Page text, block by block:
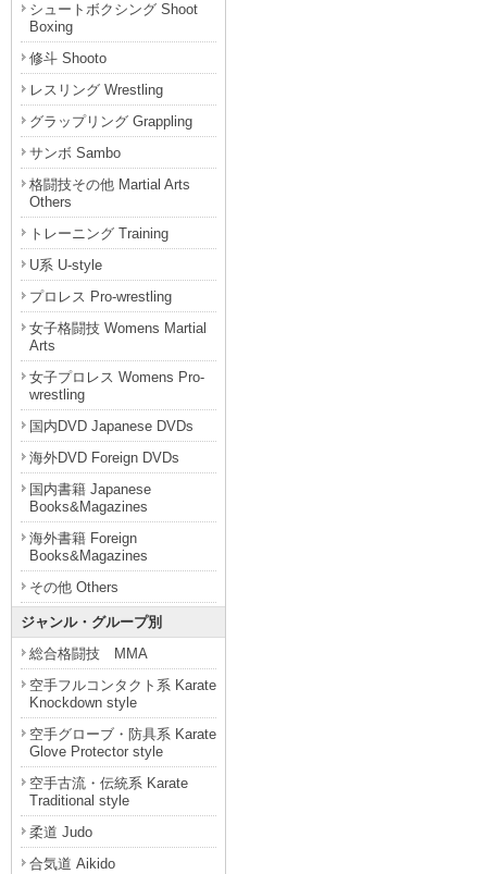
シュートボクシング Shoot
Boxing
修斗 Shooto
レスリング Wrestling
グラップリング Grappling
サンボ Sambo
格闘技その他 Martial Arts
Others
トレーニング Training
U系 U-style
プロレス Pro-wrestling
女子格闘技 Womens Martial
Arts
女子プロレス Womens Pro-
wrestling
国内DVD Japanese DVDs
海外DVD Foreign DVDs
国内書籍 Japanese
Books&Magazines
海外書籍 Foreign
Books&Magazines
その他 Others
ジャンル・グループ別
総合格闘技 MMA
空手フルコンタクト系 Karate
Knockdown style
空手グローブ・防具系 Karate
Glove Protector style
空手古流・伝統系 Karate
Traditional style
柔道 Judo
合気道 Aikido